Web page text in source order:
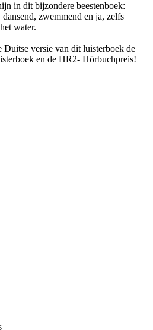
in dit bijzondere beestenboek:
zwemmend en ja, zelfs
water.
versie van dit luisterboek de
en de HR2- Hörbuchpreis!